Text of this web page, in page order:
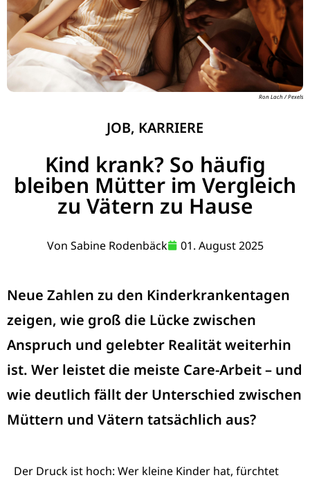
Ron Lach / Pexels
JOB, KARRIERE
Kind krank? So häufig
bleiben Mütter im Vergleich
zu Vätern zu Hause
Von Sabine Rodenbäck 01. August 2025
Neue Zahlen zu den Kinderkrankentagen
zeigen, wie groß die Lücke zwischen
Anspruch und gelebter Realität weiterhin
ist. Wer leistet die meiste Care-Arbeit – und
wie deutlich fällt der Unterschied zwischen
Müttern und Vätern tatsächlich aus?
Der Druck ist hoch: Wer kleine Kinder hat, fürchtet